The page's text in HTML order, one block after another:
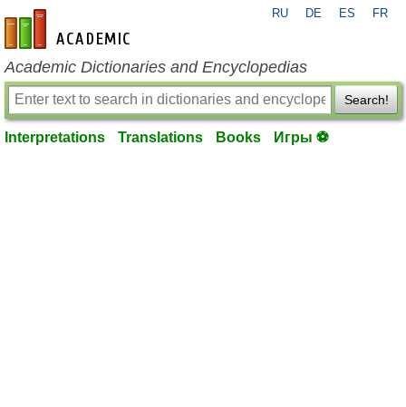
en-academic.com
RU DE ES FR
Academic Dictionaries and Encyclopedias
Search!
Interpretations Translations Books Игры ⚽